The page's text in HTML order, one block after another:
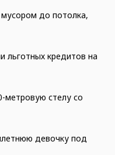
до потолка,
льготных кредитов на
метровую стелу со
девочку под